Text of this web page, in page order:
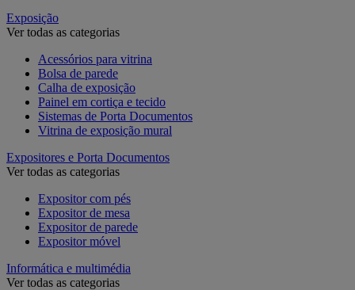
Exposição
Ver todas as categorias
Acessórios para vitrina
Bolsa de parede
Calha de exposição
Painel em cortiça e tecido
Sistemas de Porta Documentos
Vitrina de exposição mural
Expositores e Porta Documentos
Ver todas as categorias
Expositor com pés
Expositor de mesa
Expositor de parede
Expositor móvel
Informática e multimédia
Ver todas as categorias